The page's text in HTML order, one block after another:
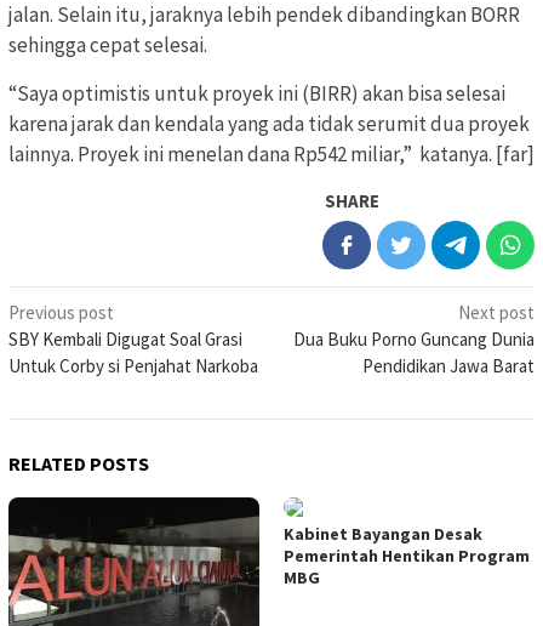
jalan. Selain itu, jaraknya lebih pendek dibandingkan BORR
sehingga cepat selesai.
“Saya optimistis untuk proyek ini (BIRR) akan bisa selesai
karena jarak dan kendala yang ada tidak serumit dua proyek
lainnya. Proyek ini menelan dana Rp542 miliar,” katanya. [far]
SHARE
Post
navigation
Previous post
SBY Kembali Digugat Soal Grasi
Untuk Corby si Penjahat Narkoba
Next post
Dua Buku Porno Guncang Dunia
Pendidikan Jawa Barat
RELATED POSTS
Kabinet Bayangan Desak
Pemerintah Hentikan Program
MBG